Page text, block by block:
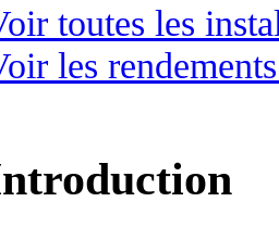
toutes les
les